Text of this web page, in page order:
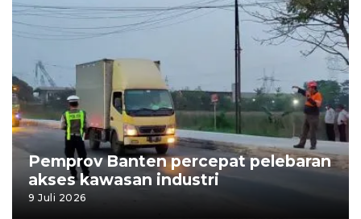
Pemprov Banten percepat pelebaran
akses kawasan industri
9 Juli 2026